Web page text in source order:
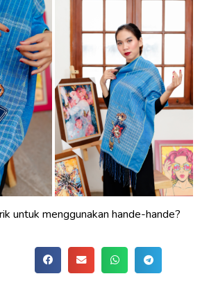
untuk menggunakan hande-hande?